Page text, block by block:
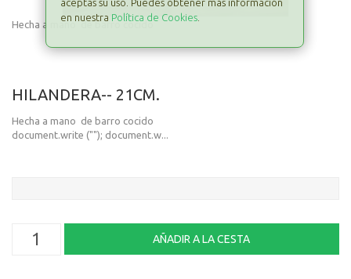
aceptas su uso. Puedes obtener más información
en nuestra Política de Cookies
Hecha a mano de barro cocido
HILANDERA-- 21CM.
Hecha a mano de barro cocido
document.write (""); document.w...